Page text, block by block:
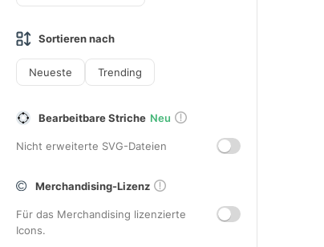
Sortieren nach
Neueste Trending
Bearbeitbare Striche Neu
Nicht erweiterte SVG-Dateien
Merchandising-Lizenz
Für das Merchandising lizenzierte
Icons.